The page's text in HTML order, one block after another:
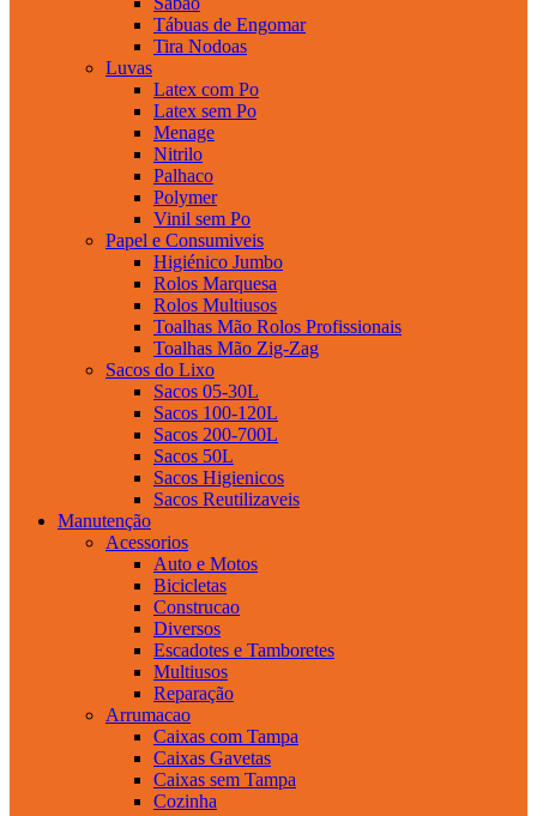
Tábuas de Engomar
Tira Nodoas
Luvas
Latex com Po
Latex sem Po
Menage
Nitrilo
Palhaco
Polymer
Vinil sem Po
Papel e Consumiveis
Higiénico Jumbo
Rolos Marquesa
Rolos Multiusos
Toalhas Mão Rolos Profissionais
Toalhas Mão Zig-Zag
Sacos do Lixo
Sacos 05-30L
Sacos 100-120L
Sacos 200-700L
Sacos 50L
Sacos Higienicos
Sacos Reutilizaveis
Manutenção
Acessorios
Auto e Motos
Bicicletas
Construcao
Diversos
Escadotes e Tamboretes
Multiusos
Reparação
Arrumacao
Caixas com Tampa
Caixas Gavetas
Caixas sem Tampa
Cozinha